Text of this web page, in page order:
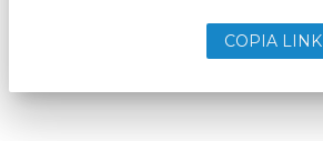
COPIA LINK